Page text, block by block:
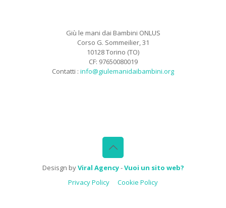
Giù le mani dai Bambini ONLUS
Corso G. Sommeilier, 31
10128 Torino (TO)
CF: 97650080019
Contatti : info@giulemanidaibambini.org
Desisgn byViral Agency-Vuoi un sito web?
Privacy Policy
Cookie Policy